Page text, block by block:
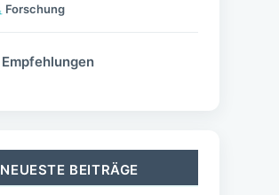
Forschung
Empfehlungen
NEUESTE BEITRÄGE